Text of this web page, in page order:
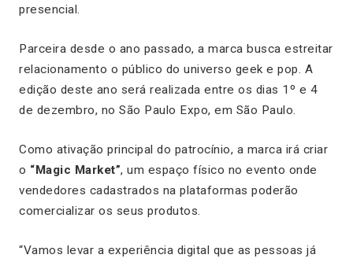
presencial.
Parceira desde o ano passado, a marca busca estreitar
relacionamento o público do universo geek e pop. A
edição deste ano será realizada entre os dias 1º e 4
de dezembro, no São Paulo Expo, em São Paulo.
Como ativação principal do patrocínio, a marca irá criar
o “Magic Market”, um espaço físico no evento onde
vendedores cadastrados na plataformas poderão
comercializar os seus produtos.
“Vamos levar a experiência digital que as pessoas já